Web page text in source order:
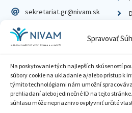
Spravovať
Na poskytovanie tých najlepších skúseností
súbory cookie na ukladanie a/alebo prístup k
týmito technológiami nám umožní
prehliadaní alebo jedinečné ID na tejto
súhlasu môže nepriaznivo ovplyvniť určité
sekretariat.gr@nivam.sk
IČO: 00164348
DIČ: 2020798714
Zásady ochrany